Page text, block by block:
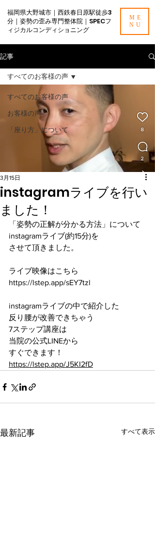
福岡県大野城市｜西鉄春日原駅徒歩3
分｜姿勢の歪み専門整体院｜SPECフ
ィジカルコンディショニング
ME
NU
記事
すべてのお客様の声
お客様の声
「座り方」について
すべてのお客様の声
instagramライブを行い
ました！
3月15日
「姿勢の正解が分かる方法」について
instagramライブ(約15分)を
させて頂きました。
ライブ映像はこちら
https://lstep.app/sEY7tzl
instagramライブの中で紹介した
反り腰が改善できちゃう
7ステップ講座は
当院の公式LINEから
すぐできます！
https://lstep.app/J5KI2fD
最新記事 すべて表示